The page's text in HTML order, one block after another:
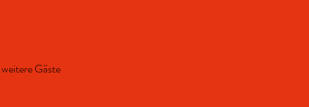
Gäste